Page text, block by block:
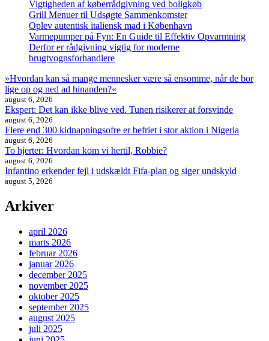
Vigtigheden af køberrådgivning ved boligkøb
Grill Menuer til Udsøgte Sammenkomster
Oplev autentisk italiensk mad i København
Varmepumper på Fyn: En Guide til Effektiv Opvarmning
Derfor er rådgivning vigtig for moderne
brugtvognsforhandlere
»Hvordan kan så mange mennesker være så ensomme, når de bor
lige op og ned ad hinanden?«
august 6, 2026
Ekspert: Det kan ikke blive ved. Tunen risikerer at forsvinde
august 6, 2026
Flere end 300 kidnapningsofre er befriet i stor aktion i Nigeria
august 6, 2026
To hjerter: Hvordan kom vi hertil, Robbie?
august 6, 2026
Infantino erkender fejl i udskældt Fifa-plan og siger undskyld
august 5, 2026
Arkiver
april 2026
marts 2026
februar 2026
januar 2026
december 2025
november 2025
oktober 2025
september 2025
august 2025
juli 2025